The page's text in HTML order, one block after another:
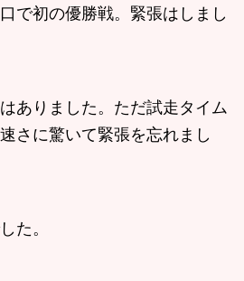
初の優勝戦。緊張はしまし
りました。ただ試走タイム
さに驚いて緊張を忘れまし
た。